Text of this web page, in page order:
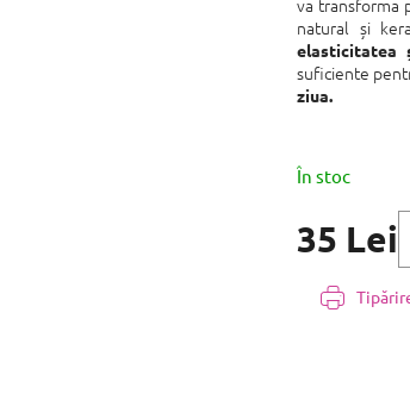
0,0
din
5
stele.
35 Lei
preţ:
În stoc
natural și
elasticitatea
suficiente
ziua.